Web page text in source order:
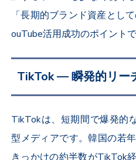
「長期的ブランド資産とし
ouTube活用成功のポイントで
TikTok ― 瞬発的リー
TikTokは、短期間で爆発的
型メディアです。韓国の若
きっかけの約半数がTikTok